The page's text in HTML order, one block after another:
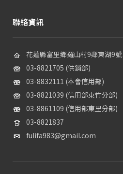
聯絡資訊
花蓮縣富里鄉羅山村9鄰東湖9號
03-8821705 (供銷部)
03-8832111 (本會信用部)
03-8821039 (信用部東竹分部)
03-8861109 (信用部東里分部)
03-8821837
fulifa983@gmail.com